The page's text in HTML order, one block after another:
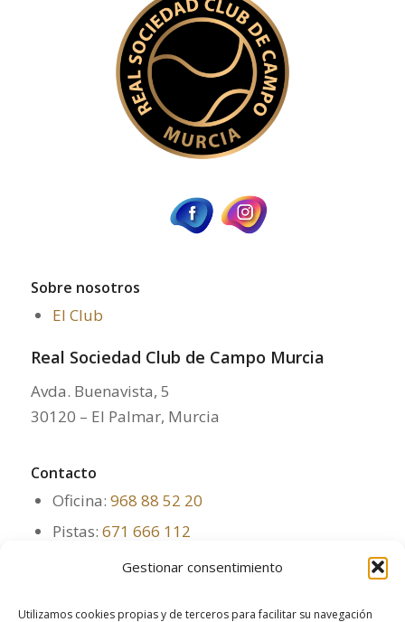
Gestionar consentimiento
Utilizamos cookies propias y de terceros para facilitar su navegación
Sobre nosotros
El Club
Real Sociedad Club de Campo Murcia
Avda. Buenavista, 5
30120 – El Palmar, Murcia
Contacto
Oficina: 968 88 52 20
Pistas: 671 666 112
Restaurante:968 88 68 20